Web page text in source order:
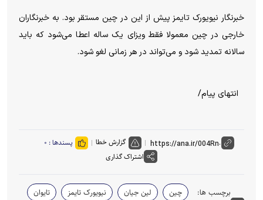
خبرنگار نیویورک تایمز پیش از این در چین مستقر بود. به خبرنگاران
خارجی در چین معمولا فقط ویزای یک ساله اعطا می‌شود که باید
سالانه تمدید شود و می‌تواند در هر زمانی لغو شود.
انتهای پیام/
گزارش خطا پسندها : ۰
اشتراک گذاری
برچسب ها: چین لین جیان نیویورک تایمز
تایوان